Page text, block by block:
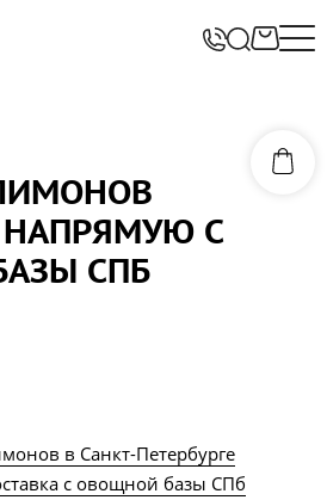
НАПРЯМУЮ С
СПБ
в Санкт-Петербурге
с овощной базы СПб